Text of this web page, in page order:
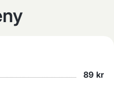
89 kr